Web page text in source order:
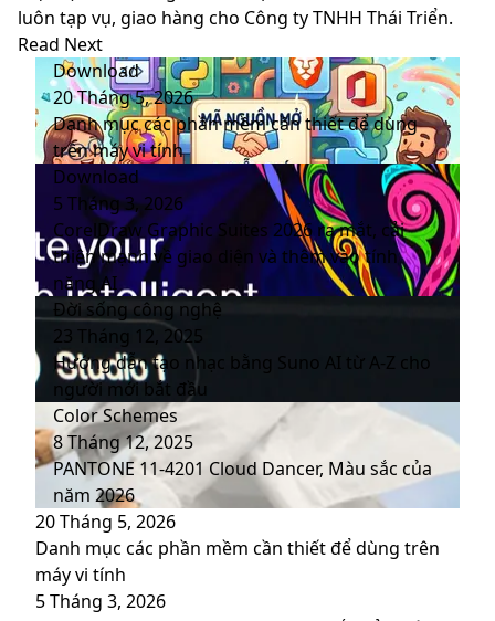
luôn tạp vụ, giao hàng cho Công ty TNHH Thái Triển.
Website
Facebook
LinkedIn
YouTube
Read Next
Download
20 Tháng 5, 2026
Danh mục các phần mềm cần thiết để dùng
trên máy vi tính
Download
5 Tháng 3, 2026
CorelDraw Graphic Suites 2026 ra mắt, cải
thiện mạnh về giao diện và thêm vào tính
năng AI
Đời sống công nghệ
23 Tháng 12, 2025
Hướng dẫn tạo nhạc bằng Suno AI từ A-Z cho
người mới bắt đầu
Color Schemes
8 Tháng 12, 2025
PANTONE 11-4201 Cloud Dancer, Màu sắc của
năm 2026
20 Tháng 5, 2026
Danh mục các phần mềm cần thiết để dùng trên
máy vi tính
5 Tháng 3, 2026